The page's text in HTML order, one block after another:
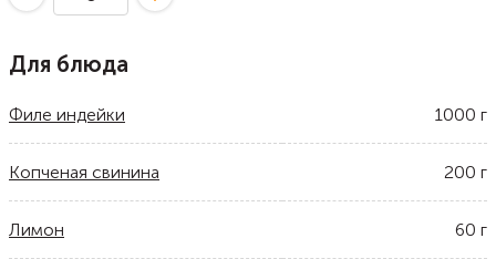
Для блюда
Филе индейки 1000 г
Копченая свинина 200 г
Лимон 60 г